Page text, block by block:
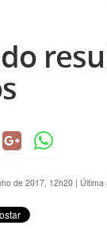
de 2017, 12h20 | Última